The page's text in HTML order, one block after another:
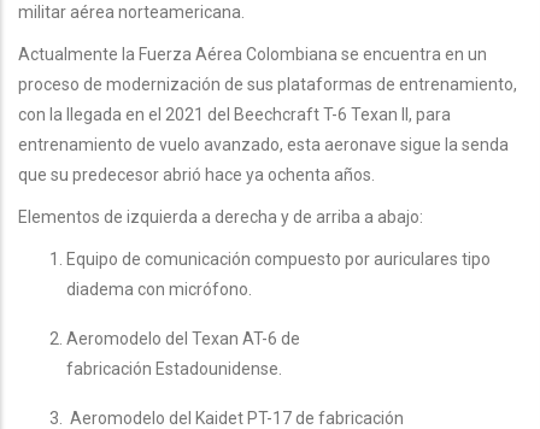
militar aérea norteamericana.
Actualmente la Fuerza Aérea Colombiana se encuentra en un
proceso de modernización de sus plataformas de entrenamiento,
con la llegada en el 2021 del Beechcraft T-6 Texan II, para
entrenamiento de vuelo avanzado, esta aeronave sigue la senda
que su predecesor abrió hace ya ochenta años.
Elementos de izquierda a derecha y de arriba a abajo:
Equipo de comunicación compuesto por auriculares tipo
diadema con micrófono.
Aeromodelo del Texan AT-6 de
fabricación Estadounidense.
Aeromodelo del Kaidet PT-17 de fabricación